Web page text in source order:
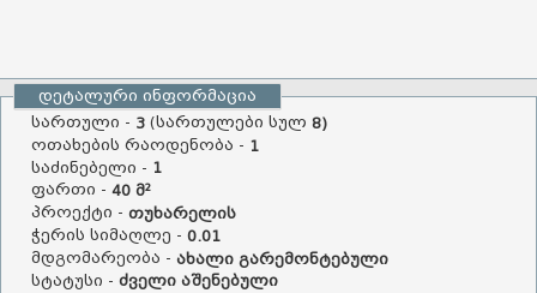
დეტალური ინფორმაცია
სართული - 3 (სართულები სულ 8)
ოთახების რაოდენობა - 1
საძინებელი - 1
ფართი - 40 მ²
პროექტი - თუხარელის
ჭერის სიმაღლე - 0.01
მდგომარეობა - ახალი გარემონტებული
სტატუსი - ძველი აშენებული